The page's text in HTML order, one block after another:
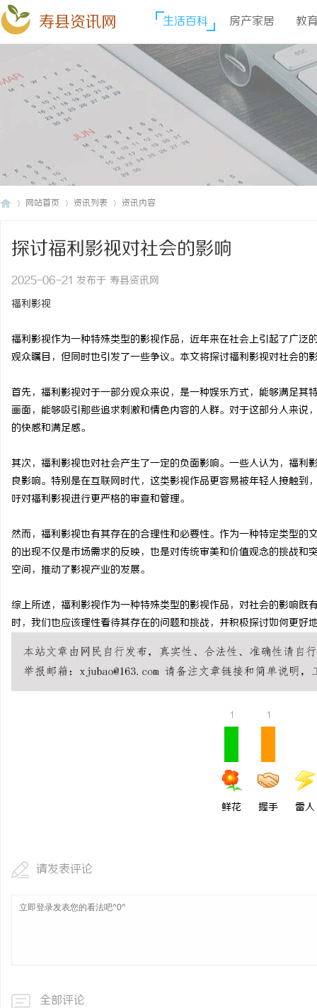
寿县资讯网 生活百科 房产家居 教
网站首页 资讯列表 资讯内容
探讨福利影视对社会的影响
2025-06-21 发布于 寿县资讯网
福利影视
福利影视作为一种特殊类型的影视作品，近年来在社会上引起了广
观众瞩目，但同时也引发了一些争议。本文将探讨福利影视对社会的
首先，福利影视对于一部分观众来说，是一种娱乐方式，能够满足
画面，能够吸引那些追求刺激和情色内容的人群。对于这部分人来
的快感和满足感。
其次，福利影视也对社会产生了一定的负面影响。一些人认为，福
良影响。特别是在互联网时代，这类影视作品更容易被年轻人接触
吁对福利影视进行更严格的审查和管理。
然而，福利影视也有其存在的合理性和必要性。作为一种特定类型
的出现不仅是市场需求的反映，也是对传统审美和价值观念的挑战
空间，推动了影视产业的发展。
综上所述，福利影视作为一种特殊类型的影视作品，对社会的影响
时，我们也应该理性看待其存在的问题和挑战，并积极探讨如何更
1
鲜花
1
握手 雷人
请发表评论
全部评论
揭秘！专业充电桩项目
哪些行业秘诀？